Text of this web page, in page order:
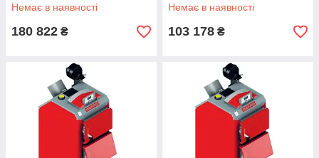
Немає в наявності
180 822 ₴
Немає в наявності
103 178 ₴